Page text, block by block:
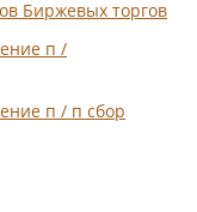
Биржевых торгов
п /
п / п сбор